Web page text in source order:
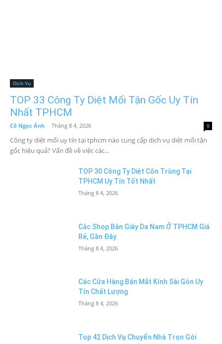
Dịch Vụ
TOP 33 Công Ty Diệt Mối Tận Gốc Uy Tín
Nhất TPHCM
Cô Ngọc Ánh - Tháng 8 4, 2026 0
Công ty diệt mối uy tín tại tphcm nào cung cấp dịch vụ diệt mối tận
gốc hiệu quả? Vấn đề về việc các...
TOP 30 Công Ty Diệt Côn Trùng Tại
TPHCM Uy Tín Tốt Nhất
Tháng 8 4, 2026
Các Shop Bán Giày Da Nam Ở TPHCM Giá
Rẻ, Gần Đây
Tháng 8 4, 2026
Các Cửa Hàng Bán Mắt Kính Sài Gòn Uy
Tín Chất Lượng
Tháng 8 4, 2026
Top 42 Dịch Vụ Chuyển Nhà Trọn Gói